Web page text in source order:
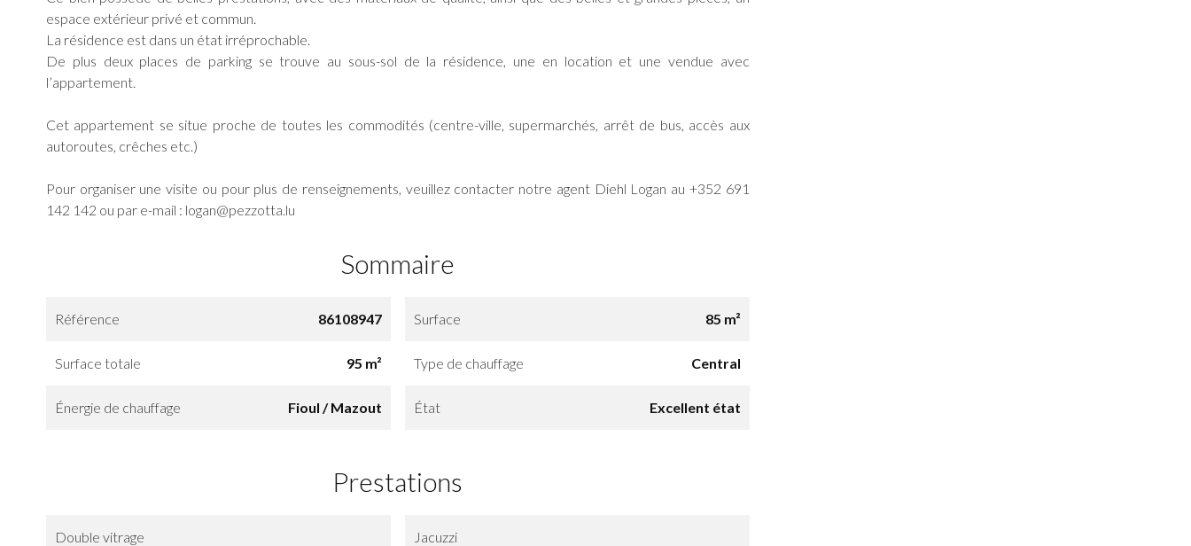
espace extérieur privé et commun.
La résidence est dans un état irréprochable.
De plus deux places de parking se trouve au sous-sol de la résidence, une en location et une vendue avec
l’appartement.
Cet appartement se situe proche de toutes les commodités (centre-ville, supermarchés, arrêt de bus, accès aux
autoroutes, crêches etc.)
Pour organiser une visite ou pour plus de renseignements, veuillez contacter notre agent Diehl Logan au +352 691
142 142 ou par e-mail : logan@pezzotta.lu
Sommaire
Référence 86108947 Surface 85 m²
Surface totale 95 m² Type de chauffage Central
Énergie de chauffage Fioul / Mazout État Excellent état
Prestations
Double vitrage Jacuzzi